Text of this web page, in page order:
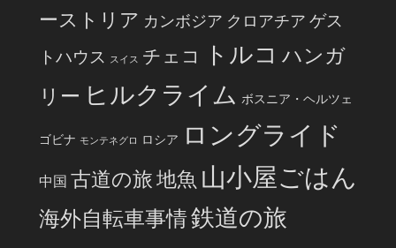
ーストリア カンボジア クロアチア ゲス
トハウス
スイス チェコ トルコ ハンガ
リー ヒルクライム ボスニア・ヘルツェ
ゴビナ モンテネグロ ロシア ロングライド
中国 古道の旅 地魚 山小屋ごはん
海外自転車事情鉄道の旅